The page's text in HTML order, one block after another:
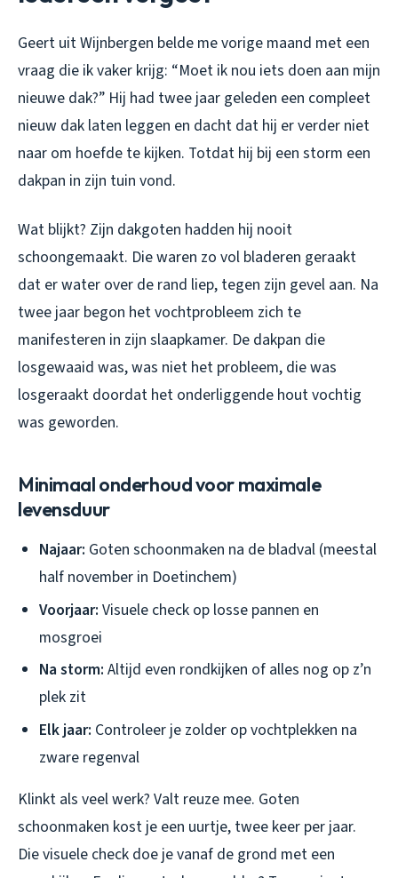
Geert uit Wijnbergen belde me vorige maand met een
vraag die ik vaker krijg: “Moet ik nou iets doen aan mijn
nieuwe dak?” Hij had twee jaar geleden een compleet
nieuw dak laten leggen en dacht dat hij er verder niet
naar om hoefde te kijken. Totdat hij bij een storm een
dakpan in zijn tuin vond.
Wat blijkt? Zijn dakgoten hadden hij nooit
schoongemaakt. Die waren zo vol bladeren geraakt
dat er water over de rand liep, tegen zijn gevel aan. Na
twee jaar begon het vochtprobleem zich te
manifesteren in zijn slaapkamer. De dakpan die
losgewaaid was, was niet het probleem, die was
losgeraakt doordat het onderliggende hout vochtig
was geworden.
Minimaal onderhoud voor maximale
levensduur
Najaar: Goten schoonmaken na de bladval (meestal
half november in Doetinchem)
Voorjaar: Visuele check op losse pannen en
mosgroei
Na storm: Altijd even rondkijken of alles nog op z’n
plek zit
Elk jaar: Controleer je zolder op vochtplekken na
zware regenval
Klinkt als veel werk? Valt reuze mee. Goten
schoonmaken kost je een uurtje, twee keer per jaar.
Die visuele check doe je vanaf de grond met een